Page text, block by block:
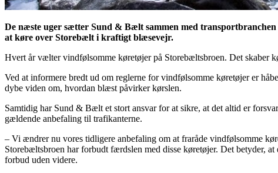
De næste uger sætter Sund & Bælt sammen med
at køre over Storebælt i kraftigt blæsevejr.
Hvert år vælter vindfølsomme køretøjer på Storebæltsbroen. Det skaber
Ved at informere bredt ud om reglerne for vindfølsomme køretøjer er
dybe viden om, hvordan blæst påvirker kørslen.
Samtidig har Sund & Bælt et stort ansvar for at sikre, at det altid er
gældende anbefaling til trafikanterne.
– Vi ændrer nu vores tidligere anbefaling om at fraråde vindfølsomme
Storebæltsbroen har forbudt færdslen med disse køretøjer. Det betyder,
forbud uden videre.